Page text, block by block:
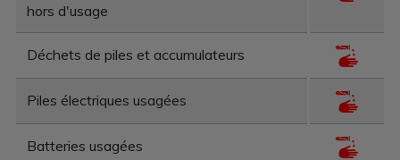
hors d'usage
Déchets de piles et accumulateurs
Piles électriques usagées
Batteries usagées